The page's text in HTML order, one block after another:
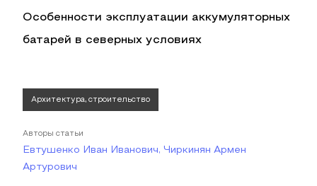
Особенности эксплуатации аккумуляторных
батарей в северных условиях
Архитектура, строительство
Авторы статьи
Евтушенко Иван Иванович, Чиркинян Армен
Артурович